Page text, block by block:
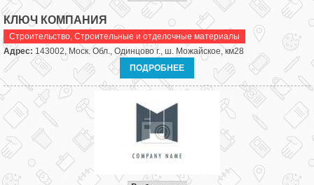
КЛЮЧ КОМПАНИЯ
Строительство, Строительные и отделочные материалы
Адрес: 143002, Моск. Обл., Одинцово г., ш. Можайское, км28
ПОДРОБНЕЕ